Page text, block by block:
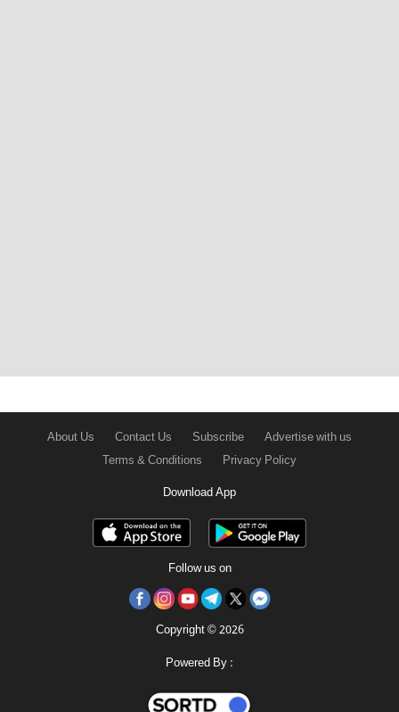
About Us Contact Us Subscribe
Advertise with us
Terms & Conditions
Privacy Policy
Download App
Follow us on
Copyright © 2026
Powered By :